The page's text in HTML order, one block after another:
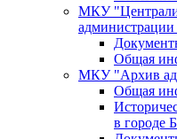
МКУ
администрации
Общая
МКУ "Архив
Общая
в городе